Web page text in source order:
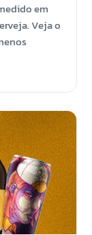
em
Veja o